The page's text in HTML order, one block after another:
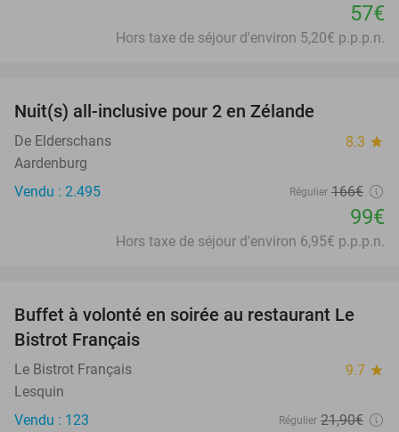
57€
Hors taxe de séjour d'environ 5,20€ p.p.p.n.
Nuit(s) all-inclusive pour 2 en Zélande
De Elderschans 8.3 star
Aardenburg
Vendu : 2.495
Régulier 166€
99€
Hors taxe de séjour d'environ 6,95€ p.p.p.n.
25%
Buffet à volonté en soirée au restaurant Le
Bistrot Français
Le Bistrot Français 9.7 star
Lesquin
Vendu : 123
Régulier 21,90€